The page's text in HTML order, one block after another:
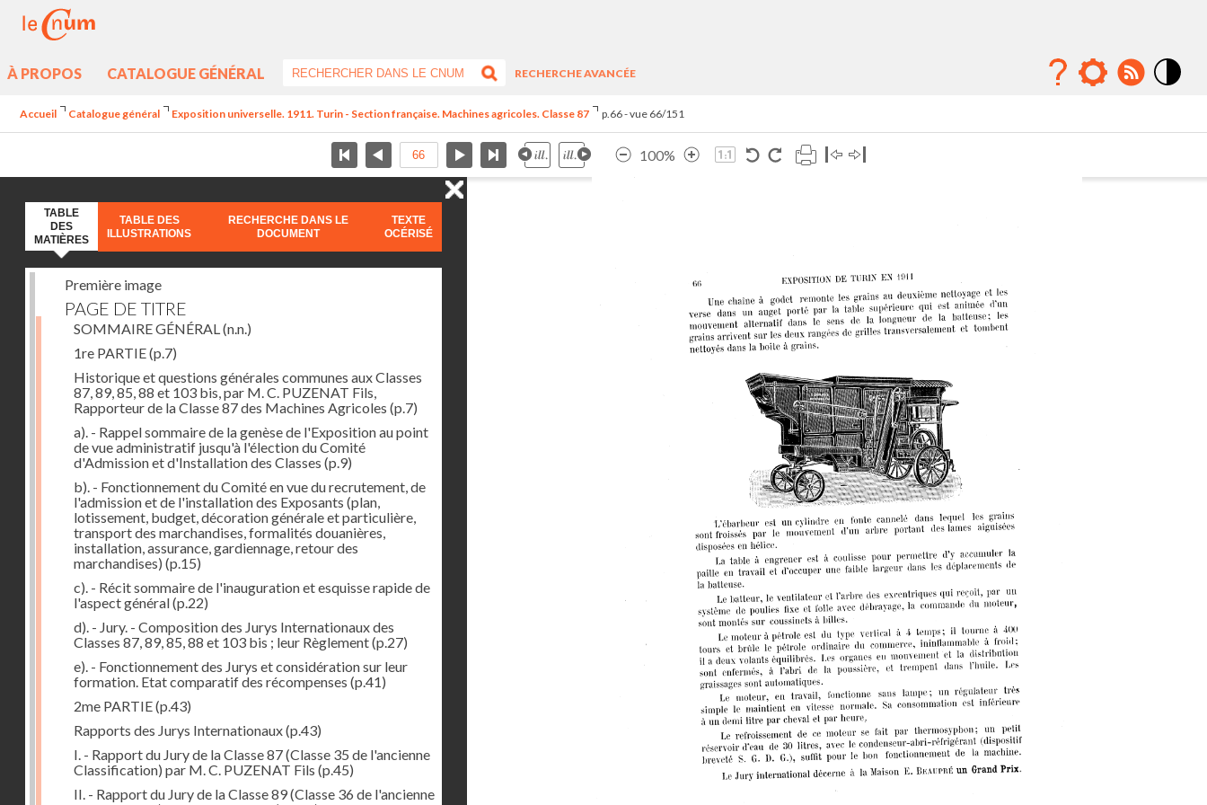
À PROPOS CATALOGUE GÉNÉRAL
RECHERCHE AVANCÉE
Accueil Catalogue général Exposition universelle. 1911. Turin - Section française. Machines agricoles. Classe 87 p.66 - vue 66/151
100%
TABLE
DES
MATIÈRES
TABLE DES
ILLUSTRATIONS
RECHERCHE DANS LE
DOCUMENT
TEXTE
OCÉRISÉ
Première image
PAGE DE TITRE
SOMMAIRE GÉNÉRAL(n.n.)
1re PARTIE(p.7)
Historique et questions générales communes aux Classes
87, 89, 85, 88 et 103 bis, par M. C. PUZENAT Fils,
Rapporteur de la Classe 87 des Machines Agricoles (p.7)
a). - Rappel sommaire de la genèse de l'Exposition au point
de vue administratif jusqu'à l'élection du Comité
d'Admission et d'Installation des Classes (p.9)
b). - Fonctionnement du Comité en vue du recrutement, de
l'admission et de l'installation des Exposants (plan,
lotissement, budget, décoration générale et particulière,
transport des marchandises, formalités douanières,
installation, assurance, gardiennage, retour des
marchandises) (p.15)
c). - Récit sommaire de l'inauguration et esquisse rapide de
l'aspect général(p.22)
d). - Jury. - Composition des Jurys Internationaux des
Classes 87, 89, 85, 88 et 103 bis ; leur Règlement(p.27)
e). - Fonctionnement des Jurys et considération sur leur
formation. Etat comparatif des récompenses (p.41)
2me PARTIE(p.43)
Rapports des Jurys Internationaux(p.43)
I. - Rapport du Jury de la Classe 87 (Classe 35 de l'ancienne
Classification) par M. C. PUZENAT Fils (p.45)
II. - Rapport du Jury de la Classe 89 (Classe 36 de l'ancienne